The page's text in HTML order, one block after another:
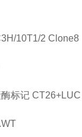
10T1/2 Clone8
标记 CT26+LUC